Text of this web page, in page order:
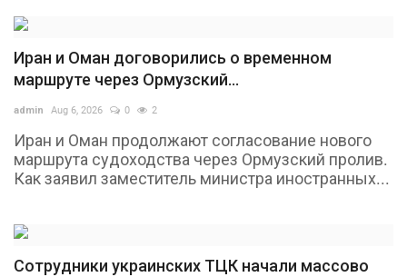
Иран и Оман договорились о временном
маршруте через Ормузский...
admin Aug 6, 2026 0 2
Иран и Оман продолжают согласование нового
маршрута судоходства через Ормузский пролив.
Как заявил заместитель министра иностранных...
Сотрудники украинских ТЦК начали массово